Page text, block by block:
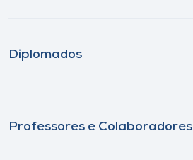
Diplomados
Professores e Colaboradores